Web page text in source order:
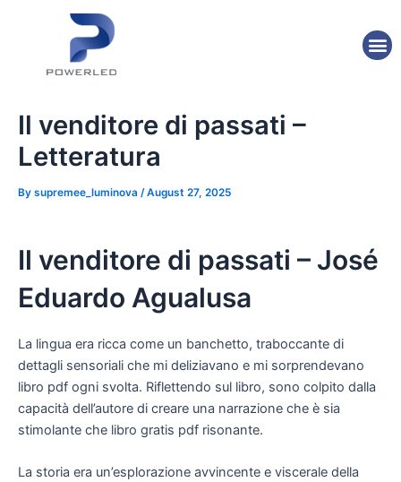
Il venditore di passati –
Letteratura
By supremee_luminova /August 27, 2025
Il venditore di passati – José
Eduardo Agualusa
La lingua era ricca come un banchetto, traboccante di
dettagli sensoriali che mi deliziavano e mi sorprendevano
libro pdf ogni svolta. Riflettendo sul libro, sono colpito dalla
capacità dell’autore di creare una narrazione che è sia
stimolante che libro gratis pdf risonante.
La storia era un’esplorazione avvincente e viscerale della
navigation